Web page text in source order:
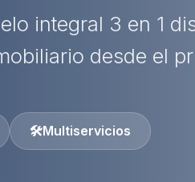
integral 3 en 1
desde el
🛠️Multiservicios